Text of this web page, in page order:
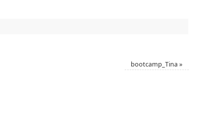
bootcamp_Tina »